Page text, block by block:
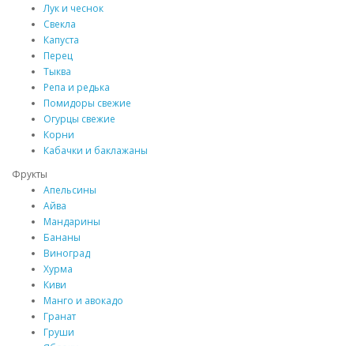
Лук и чеснок
Свекла
Капуста
Перец
Тыква
Репа и редька
Помидоры свежие
Огурцы свежие
Корни
Кабачки и баклажаны
Фрукты
Апельсины
Айва
Мандарины
Бананы
Виноград
Хурма
Киви
Манго и авокадо
Гранат
Груши